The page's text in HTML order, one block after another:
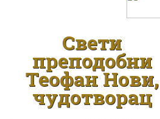
Свети
преподобни
Теофан Нови,
чудотворац